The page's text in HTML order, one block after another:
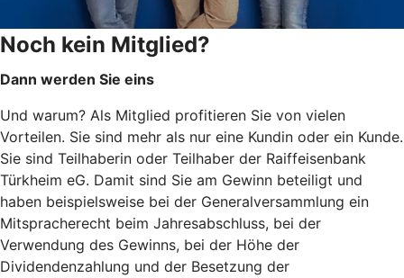
Noch kein Mitglied?
Dann werden Sie eins
Und warum? Als Mitglied profitieren Sie von vielen
Vorteilen. Sie sind mehr als nur eine Kundin oder ein Kunde.
Sie sind Teilhaberin oder Teilhaber der Raiffeisenbank
Türkheim eG. Damit sind Sie am Gewinn beteiligt und
haben beispielsweise bei der Generalversammlung ein
Mitspracherecht beim Jahresabschluss, bei der
Verwendung des Gewinns, bei der Höhe der
Dividendenzahlung und der Besetzung der